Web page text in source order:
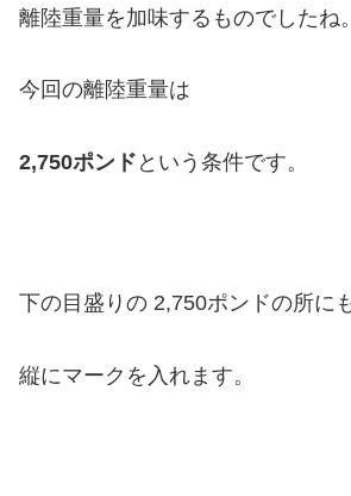
離陸重量を加味するものでしたね。
今回の離陸重量は
2,750ポンド という条件です。
下の目盛りの 2,750ポンドの所に
縦にマークを入れます。